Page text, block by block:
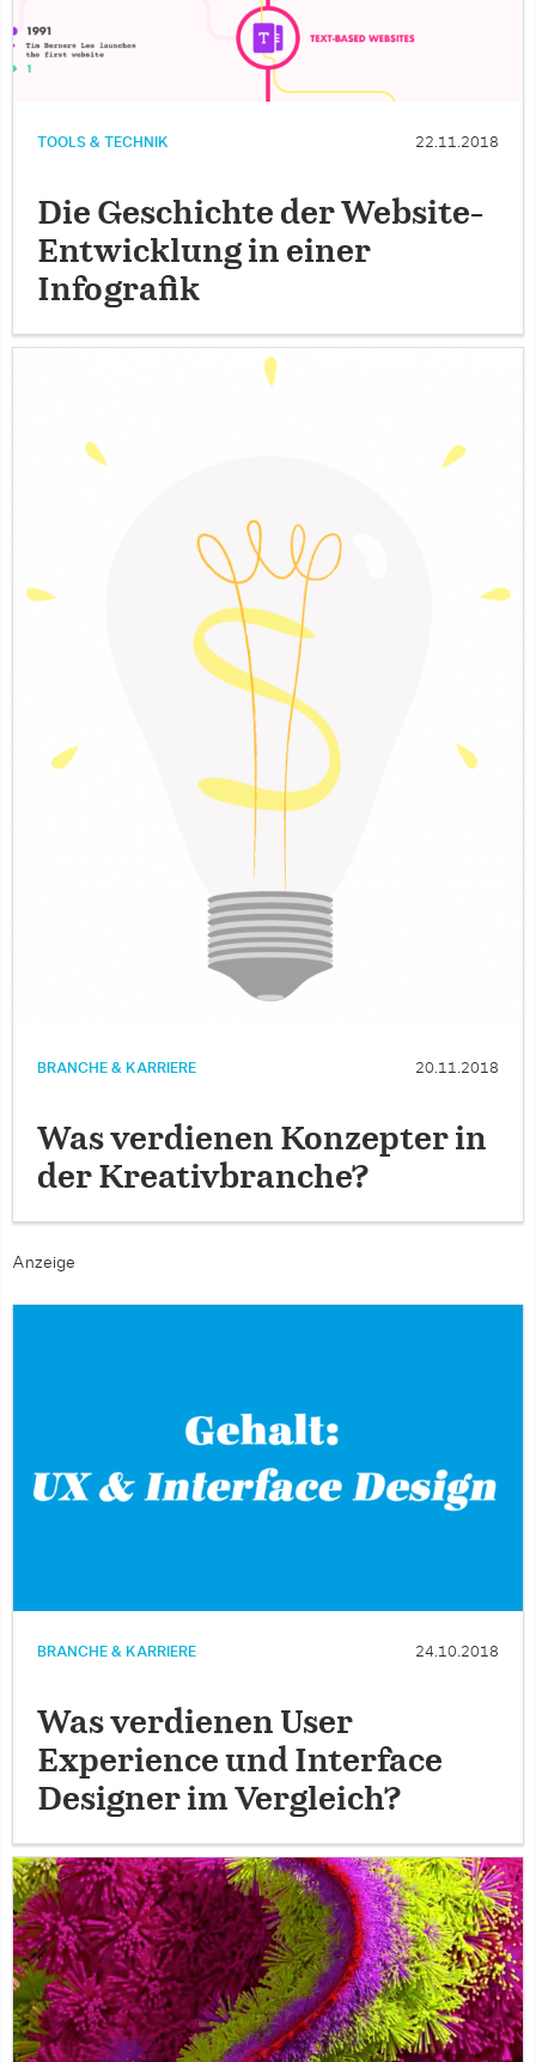
TOOLS & TECHNIK 22.11.2018
Die Geschichte der Website-
Entwicklung in einer
Infografik
BRANCHE & KARRIERE 20.11.2018
Was verdienen Konzepter in
der Kreativbranche?
Anzeige
BRANCHE & KARRIERE 24.10.2018
Was verdienen User
Experience und Interface
Designer im Vergleich?